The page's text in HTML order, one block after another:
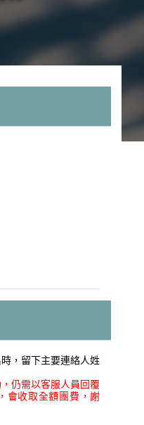
，留下主要連絡人姓
仍需以客服人員回覆
會收取全額團費，謝